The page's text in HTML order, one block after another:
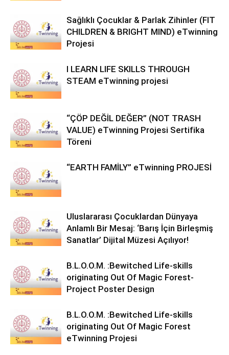
Sağlıklı Çocuklar & Parlak Zihinler (FIT
CHILDREN & BRIGHT MIND) eTwinning
Projesi
I LEARN LIFE SKILLS THROUGH
STEAM eTwinning projesi
“ÇÖP DEĞİL DEĞER” (NOT TRASH
VALUE) eTwinning Projesi Sertifika
Töreni
“EARTH FAMİLY” eTwinning PROJESİ
Uluslararası Çocuklardan Dünyaya
Anlamlı Bir Mesaj: ‘Barış İçin Birleşmiş
Sanatlar’ Dijital Müzesi Açılıyor!
B.L.O.O.M. :Bewitched Life-skills
originating Out Of Magic Forest-
Project Poster Design
B.L.O.O.M. :Bewitched Life-skills
originating Out Of Magic Forest
eTwinning Projesi